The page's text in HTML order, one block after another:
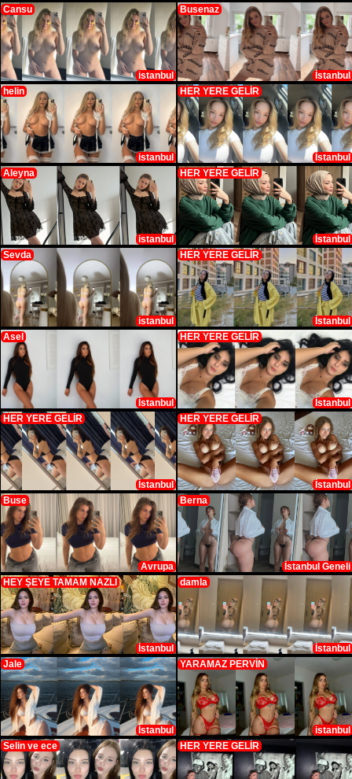
Cansu
istanbul
Busenaz
İstanbul
helin
istanbul
HER YERE GELİR
İstanbul
Aleyna
istanbul
HER YERE GELİR
İstanbul
Sevda
istanbul
HER YERE GELİR
İstanbul
Asel
İstanbul
HER YERE GELİR
İstanbul
HER YERE GELİR
İstanbul
HER YERE GELİR
İstanbul
Buse
Avrupa
Berna
İstanbul Geneli
HEY ŞEYE TAMAM NAZLI
İstanbul
damla
İstanbul
Jale
İstanbul
YARAMAZ PERVİN
istanbul
Selin ve ece
HER YERE GELİR